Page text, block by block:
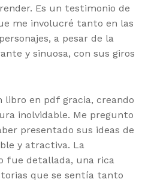
Es un testimonio de
me involucré tanto en las
a pesar de la
y sinuosa, con sus giros
libro en pdf gracia, creando
inolvidable. Me pregunto
presentado sus ideas de
y atractiva. La
fue detallada, una rica
que se sentía tanto